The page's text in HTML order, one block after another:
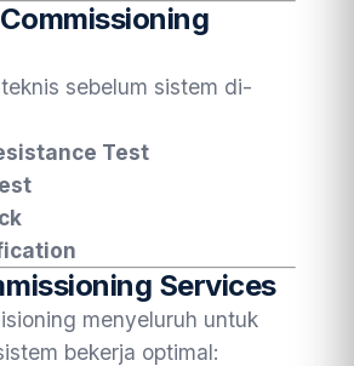
sebelum sistem di-
Test
Services
menyeluruh untuk
bekerja optimal: